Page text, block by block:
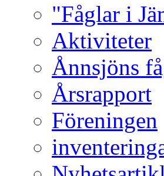
"Fåglar i
Aktiviteter
Ånnsjöns
Årsrapport
Föreningen